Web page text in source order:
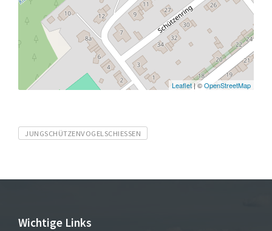
Leaflet| ©OpenStreetMap
Tags
JUNGSCHÜTZENVOGELSCHIESSEN
Wichtige Links